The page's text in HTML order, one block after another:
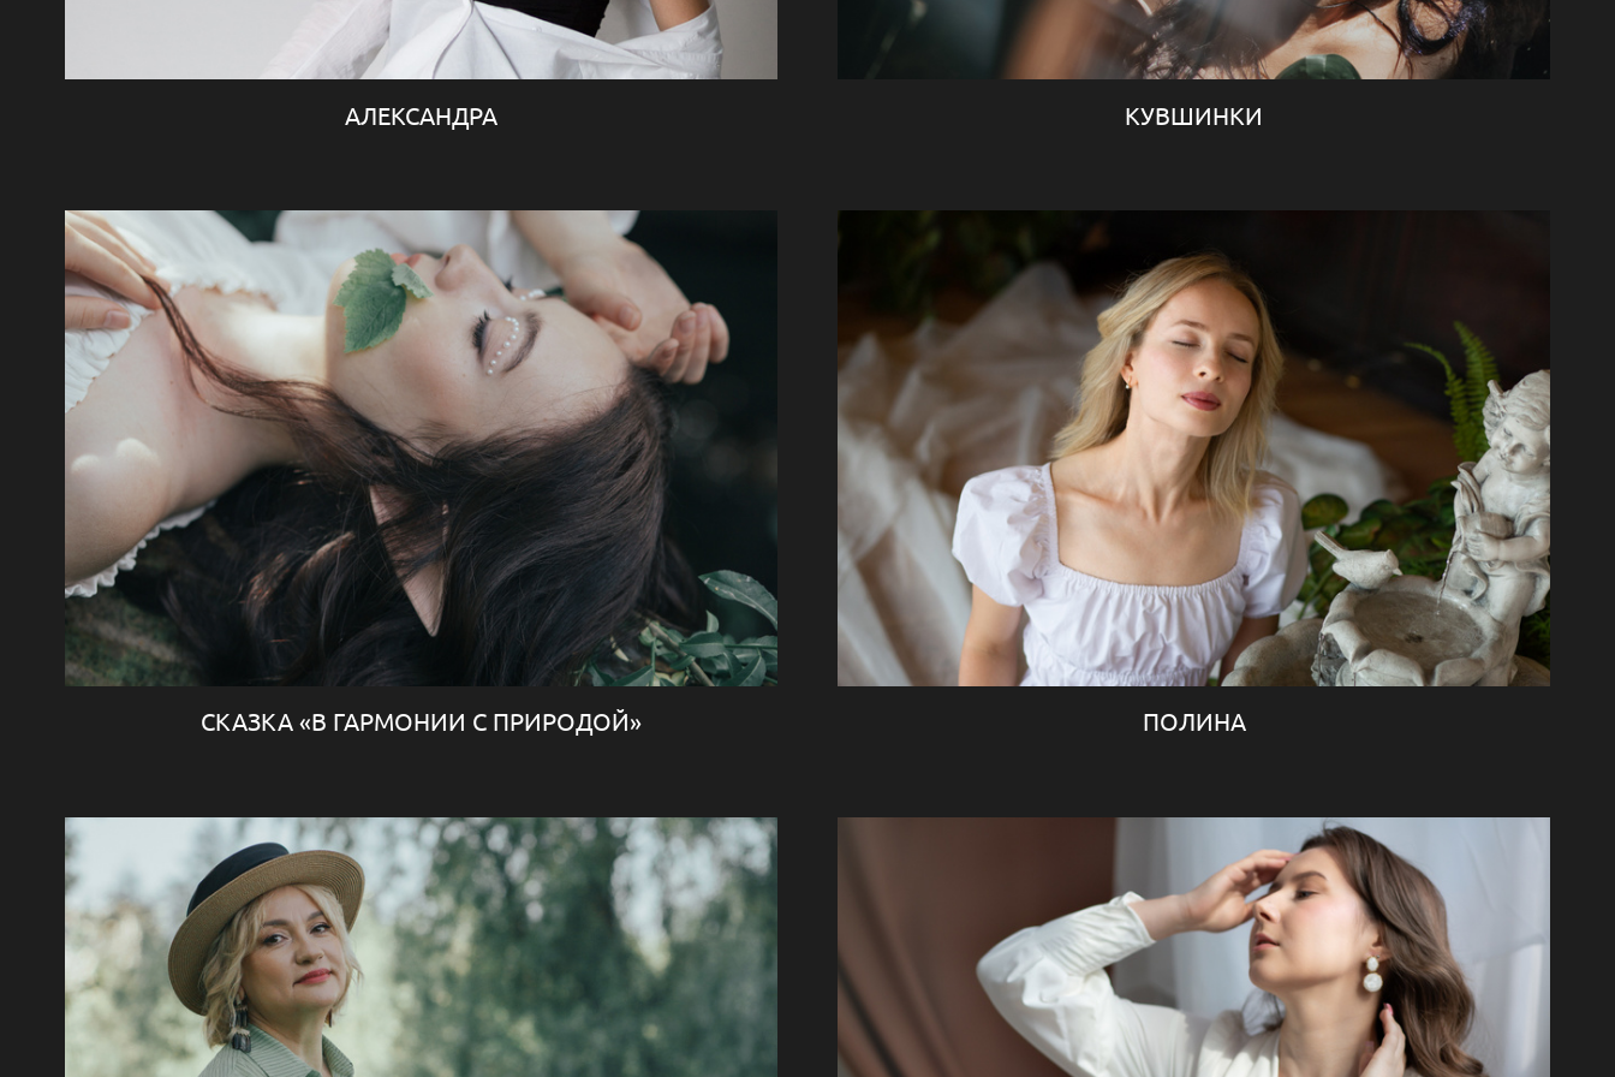
АЛЕКСАНДРА КУВШИНКИ
СКАЗКА «В ГАРМОНИИ С ПРИРОДОЙ» ПОЛИНА